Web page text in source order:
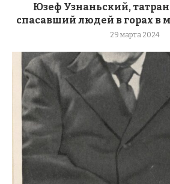
Юзеф Узнаньский,
спасавший людей в горах в
29 марта 2024